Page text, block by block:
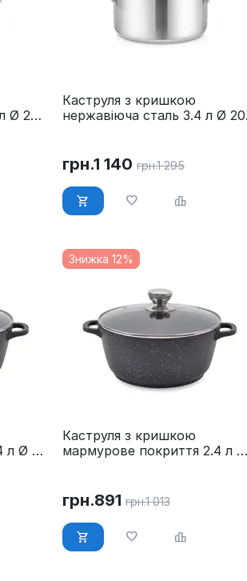
Ø 24
Каструля з кришкою
нержавіюча сталь 3.4 л Ø 20
грн.1 140 грн.1 295
л Ø 24
Знижка 12%
Каструля з кришкою
мармурове покриття 2.4 л Ø
грн.891 грн.1 013